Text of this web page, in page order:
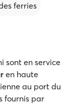
ferries
sont en service
en haute
au port du
fournis par